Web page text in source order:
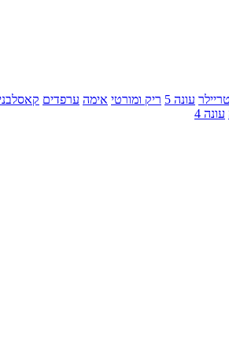
טריילר עונה 5 ריק ומורטי אימה ערפדים
עונה 4